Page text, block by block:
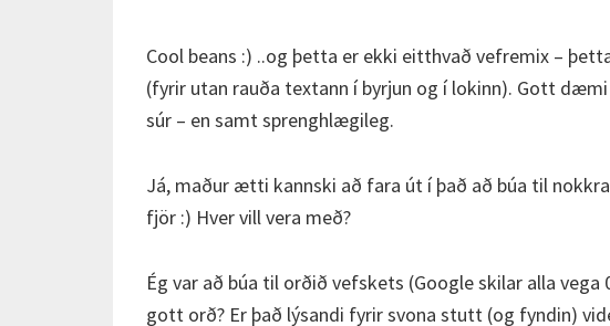
Cool beans :) ..og þetta er ekki eitthvað vefremix –
(fyrir utan rauða textann í byrjun og í lokinn). Gott
súr – en samt sprenghlægileg.
Já, maður ætti kannski að fara út í það að búa til
fjör :) Hver vill vera með?
Ég var að búa til orðið vefskets (Google skilar alla
gott orð? Er það lýsandi fyrir svona stutt (og fyndin)